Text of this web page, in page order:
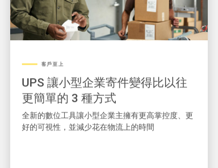
UPS 讓小型企業寄件變得比以往
更簡單的 3 種方式
全新的數位工具讓小型企業主擁有更高掌控度、更
好的可視性，並減少花在物流上的時間